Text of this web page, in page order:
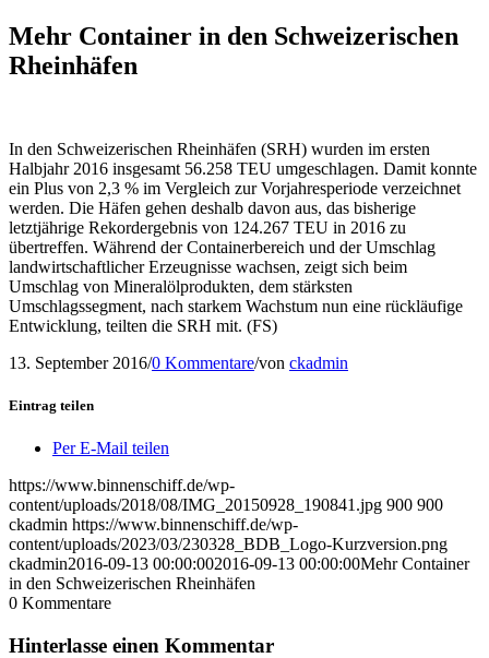
Mehr Container in den Schweizerischen
Rheinhäfen
In den Schweizerischen Rheinhäfen (SRH) wurden im ersten
Halbjahr 2016 insgesamt 56.258 TEU umgeschlagen. Damit konnte
ein Plus von 2,3 % im Vergleich zur Vorjahresperiode verzeichnet
werden. Die Häfen gehen deshalb davon aus, das bisherige
letztjährige Rekordergebnis von 124.267 TEU in 2016 zu
übertreffen. Während der Containerbereich und der Umschlag
landwirtschaftlicher Erzeugnisse wachsen, zeigt sich beim
Umschlag von Mineralölprodukten, dem stärksten
Umschlagssegment, nach starkem Wachstum nun eine rückläufige
Entwicklung, teilten die SRH mit. (FS)
13. September 2016/0 Kommentare/von ckadmin
Eintrag teilen
Per E-Mail teilen
https://www.binnenschiff.de/wp-
content/uploads/2018/08/IMG_20150928_190841.jpg 900 900
ckadmin https://www.binnenschiff.de/wp-
content/uploads/2023/03/230328_BDB_Logo-Kurzversion.png
ckadmin2016-09-13 00:00:002016-09-13 00:00:00Mehr Container
in den Schweizerischen Rheinhäfen
0 Kommentare
Hinterlasse einen Kommentar